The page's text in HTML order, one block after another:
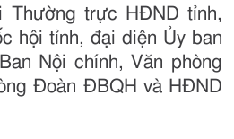
Thường trực HĐND tỉnh,
hội tỉnh, đại diện Ủy ban
Nội chính, Văn phòng
Đoàn ĐBQH và HĐND